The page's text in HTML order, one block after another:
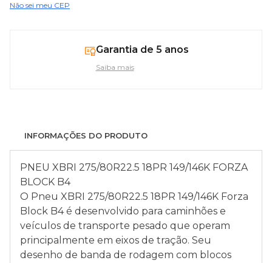
Não sei meu CEP
Garantia de 5 anos
Saiba mais
INFORMAÇÕES DO PRODUTO
PNEU XBRI 275/80R22.5 18PR 149/146K FORZA
BLOCK B4
O Pneu XBRI 275/80R22.5 18PR 149/146K Forza
Block B4 é desenvolvido para caminhões e
veículos de transporte pesado que operam
principalmente em eixos de tração. Seu
desenho de banda de rodagem com blocos